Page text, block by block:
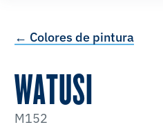
← Colores de pintura
WATUSI
M152